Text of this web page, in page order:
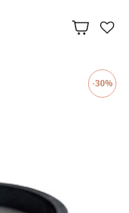
-30%